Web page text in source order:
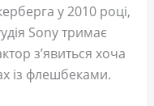
у 2010 році,
Sony тримає
зʼявиться хоча
із флешбеками.